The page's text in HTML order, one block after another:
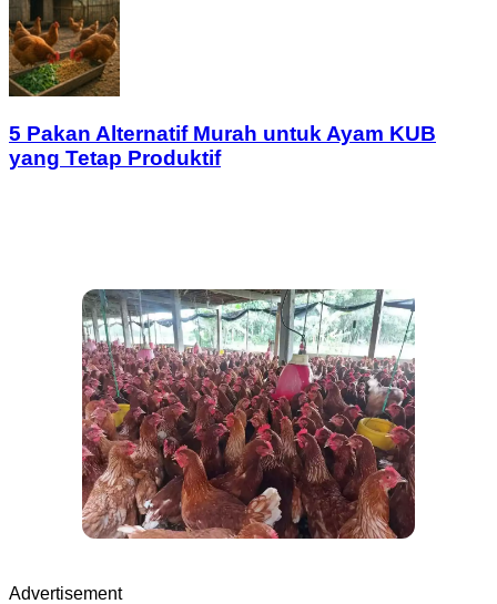
5 Pakan Alternatif Murah untuk Ayam KUB
yang Tetap Produktif
Advertisement